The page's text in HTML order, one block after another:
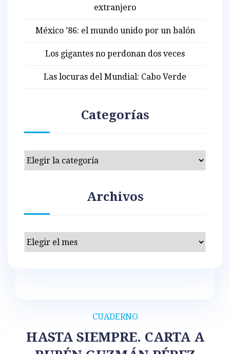
CUADERNO
HASTA SIEMPRE. CARTA A
extranjero
México ’86: el mundo unido por un balón
Los gigantes no perdonan dos veces
Las locuras del Mundial: Cabo Verde
Categorías
Categorías
Archivos
Archivos